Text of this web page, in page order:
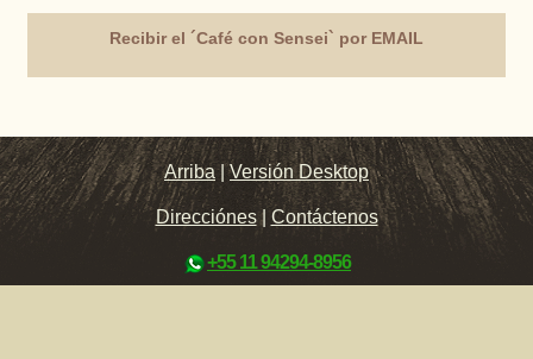
Recibir el ´Café con Sensei` por EMAIL
Arriba |Versión Desktop
Direcciónes| Contáctenos
+55 11 94294-8956